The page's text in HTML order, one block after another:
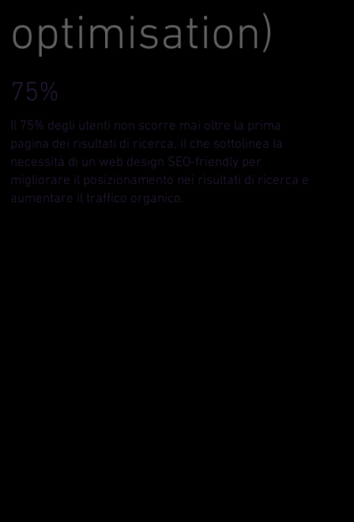
optimisation)
75%
Il 75% degli utenti non scorre mai oltre la prima
pagina dei risultati di ricerca, il che sottolinea la
necessità di un web design SEO-friendly per
migliorare il posizionamento nei risultati di ricerca e
aumentare il traffico organico.